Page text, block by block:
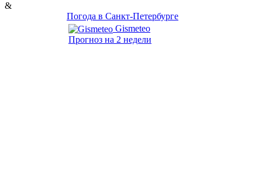
&
Погода в Санкт-Петербурге
Gismeteo
Прогноз на 2 недели